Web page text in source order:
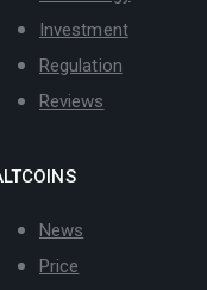
Investment
Regulation
Reviews
News
Price